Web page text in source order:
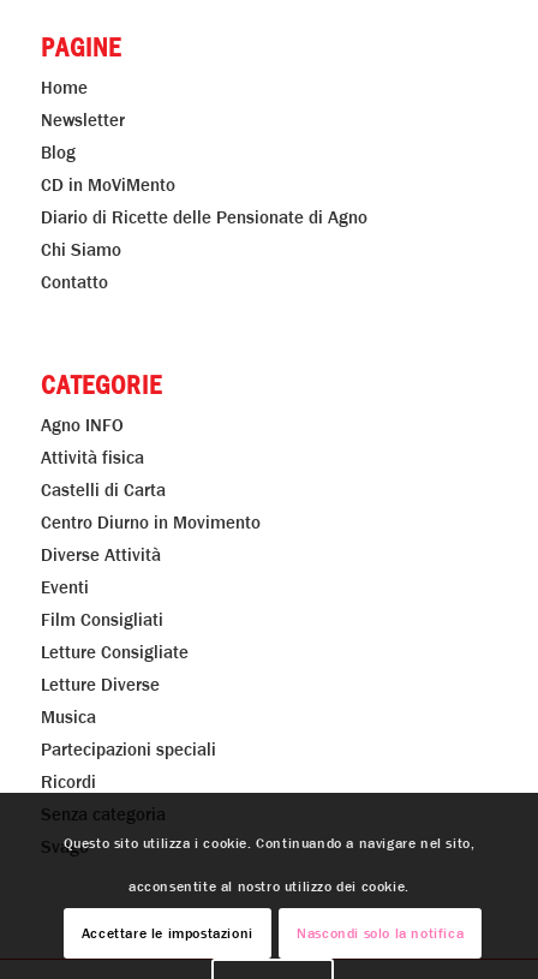
PAGINE
Home
Newsletter
Blog
CD in MoViMento
Diario di Ricette delle Pensionate di Agno
Chi Siamo
Contatto
CATEGORIE
Agno INFO
Attività fisica
Castelli di Carta
Centro Diurno in Movimento
Diverse Attività
Eventi
Film Consigliati
Letture Consigliate
Letture Diverse
Musica
Partecipazioni speciali
Ricordi
Senza categoria
SvagoQuesto sito utilizza i cookie. Continuando a navigare nel sito,
acconsentite al nostro utilizzo dei cookie.
Accettare le impostazioni Nascondi solo la notifica